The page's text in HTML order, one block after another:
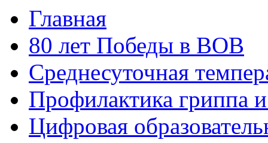
Главная
80 лет Победы в ВОВ
Среднесуточная
Профилактика гриппа
Цифровая